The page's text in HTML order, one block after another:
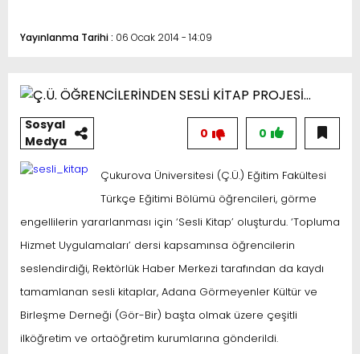
Yayınlanma Tarihi : 06 Ocak 2014 - 14:09
Sosyal
Medya
0
0
Çukurova Üniversitesi (Ç.Ü.) Eğitim Fakültesi
Türkçe Eğitimi Bölümü öğrencileri, görme
engellilerin yararlanması için ‘Sesli Kitap’ oluşturdu. ‘Topluma
Hizmet Uygulamaları’ dersi kapsamınsa öğrencilerin
seslendirdiği, Rektörlük Haber Merkezi tarafından da kaydı
tamamlanan sesli kitaplar, Adana Görmeyenler Kültür ve
Birleşme Derneği (Gör-Bir) başta olmak üzere çeşitli
ilköğretim ve ortaöğretim kurumlarına gönderildi.